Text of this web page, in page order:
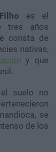
es el
tres años
consta de
nativas,
y que
suelo no
se
de los